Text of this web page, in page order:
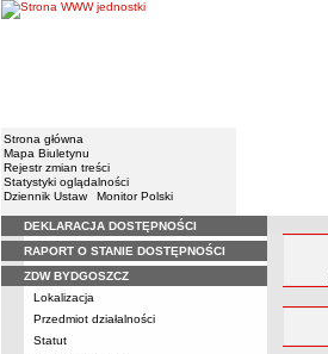
Strona główna
Mapa Biuletynu
Rejestr zmian treści
Statystyki oglądalności
Dziennik Ustaw
Monitor Polski
Menu
DEKLARACJA DOSTĘPNOŚCI
RAPORT O STANIE DOSTĘPNOŚCI
ZDW BYDGOSZCZ
Lokalizacja
Przedmiot działalności
Statut